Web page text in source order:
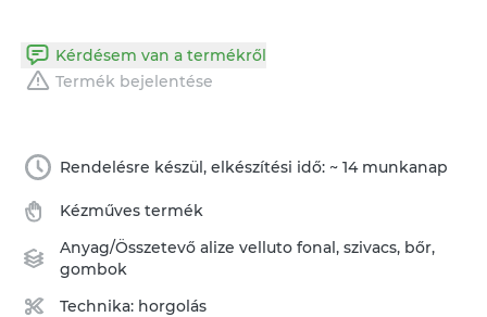
Kérdésem van a termékről
Termék bejelentése
Rendelésre készül, elkészítési idő: ~ 14 munkanap
Kézműves termék
Anyag/Összetevőalize velluto fonal,szivacs, bőr,
gombok
Technika: horgolás